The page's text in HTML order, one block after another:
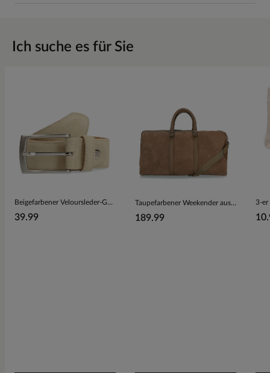
Ich suche es für Sie
Beigefarbener Veloursleder-Gürtel
39.99
Taupefarbener Weekender aus Veloursleder
189.99
3-er